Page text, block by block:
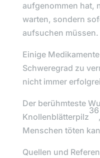
aufgenommen hat,
warten, sondern
aufsuchen müssen.
Einige
Schweregrad zu
nicht immer
Der berühmteste
Knollenblätterpilz
36
Menschen töten
Quellen und